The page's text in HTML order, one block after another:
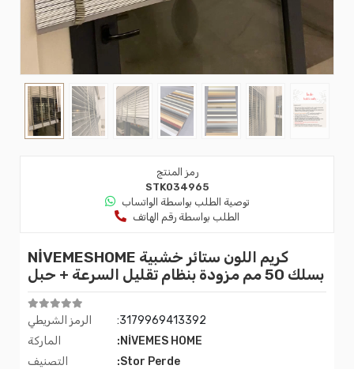
رمز المنتج
STK034965
توصية الطلب بواسطة الواتساب
الطلب بواسطة رقم الهاتف
NİVEMESHOME كريم اللون ستائر خشبية
بسلك 50 مم مزودة بنظام تقليل السرعة + حبل
الرمز الشريطي
:3179969413392
الماركة
:NİVEMES HOME
التصنيف
:Stor Perde